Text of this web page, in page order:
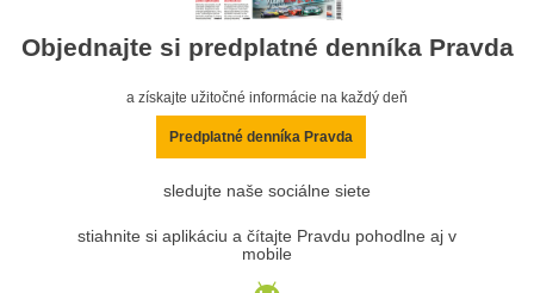
Objednajte si predplatné denníka Pravda
a získajte užitočné informácie na každý deň
Predplatné denníka Pravda
sledujte naše sociálne siete
stiahnite si aplikáciu a čítajte Pravdu pohodlne aj v
mobile